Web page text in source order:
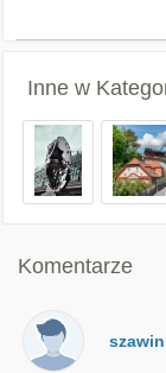
Inne w
Komentarze